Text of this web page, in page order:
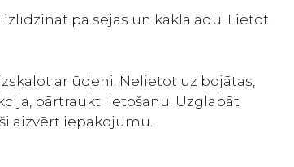
pa sejas un kakla ādu. Lietot
ar ūdeni. Nelietot uz bojātas,
pārtraukt lietošanu. Uzglabāt
aizvērt iepakojumu.